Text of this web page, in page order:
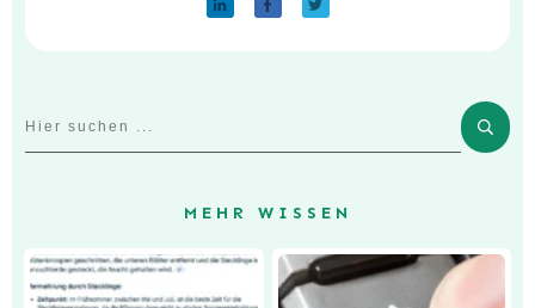
MEHR WISSEN